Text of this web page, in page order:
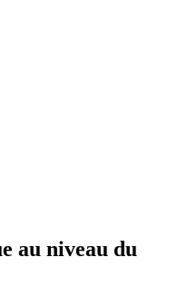
au niveau du